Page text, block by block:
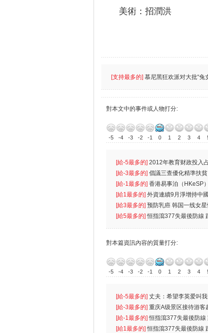
美術：招潤洪
[支持最多的] 慕尼黑狂欢派对大批“兔
對本文中的事件或人物打分:
-5 -4 -3 -2 -1 0 1 2 3 4
[給-5最多的] 2012年教育财政投入
首位
[給-3最多的] 倡議三查優化精準扶
生
[給-1最多的] 香港易事泊（HKeSP
k）”项目
[給1最多的] 外資連續9月淨增持中
[給3最多的] 预防乳癌 韩国一线女
[給5最多的]恒指瀉377失最後防線
對本篇資訊內容的質量打分:
-5 -4 -3 -2 -1 0 1 2 3 4
[給-5最多的] 丈夫：希望李英爱叫
先
[給-3最多的] 重庆A级景区接待游客
[給-1最多的]恒指瀉377失最後防線
無
[給1最多的]恒指瀉377失最後防線